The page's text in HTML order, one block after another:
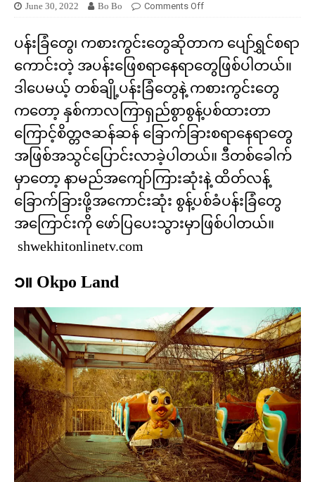
June 30, 2022 Bo Bo Comments Off
ပန်းခြံတွေ၊ ကစားကွင်းတွေဆိုတာက ပျော်ရွှင်စရာ
ကောင်းတဲ့ အပန်းဖြေစရာနေရာတွေဖြစ်ပါတယ်။
ဒါပေမယ့် တစ်ချို့ပန်းခြံတွေနဲ့ ကစားကွင်းတွေ
ကတော့ နှစ်ကာလကြာရှည်စွာစွန့်ပစ်ထားတာ
ကြောင့်စိတ္တဇဆန်ဆန် ခြောက်ခြားစရာနေရာတွေ
အဖြစ်အသွင်ပြောင်းလာခဲ့ပါတယ်။ ဒီတစ်ခေါက်
မှာတော့ နာမည်အကျော်ကြားဆုံးနဲ့ ထိတ်လန့်
ခြောက်ခြားဖို့အကောင်းဆုံး စွန့်ပစ်ခံပန်းခြံတွေ
အကြောင်းကို ဖော်ပြပေးသွားမှာဖြစ်ပါတယ်။
shwekhitonlinetv.com
၁။ Okpo Land